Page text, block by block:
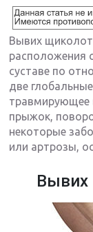
Вывих
расположения
суставе по
две
травмирующее
прыжок,
некоторые
или артрозы,
Вывих